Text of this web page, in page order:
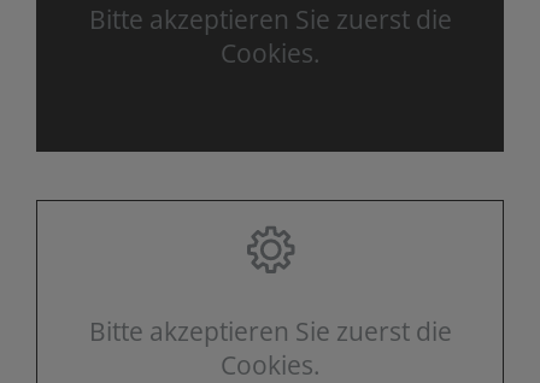
Bitte akzeptieren Sie zuerst die
Cookies.
Bitte akzeptieren Sie zuerst die
Cookies.